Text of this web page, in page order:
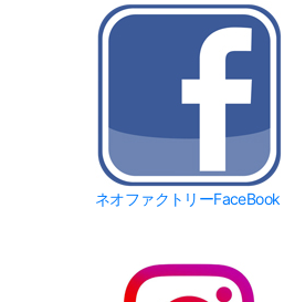
ネオファクトリーFaceBook